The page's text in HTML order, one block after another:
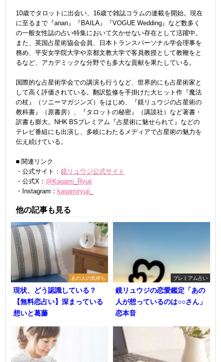
10歳でタロットに出会い、16歳で雑誌コラムの連載を開始。現在
に至るまで『anan』『BAILA』『VOGUE Wedding』など数多く
の一般女性誌の占い特集において欠かせない存在として活躍中。
また、英国占星術協会会員、日本トランスパーソナル学会理事を
務め、平安女学院大学や京都文教大学で客員教授として教鞭をと
るなど、アカデミックな分野でも多大な貢献を果たしている。
国際的な占星術学会での講演も行うなど、世界的にも占星術家と
して高く評価されている。翻訳監修を手掛けた大ヒット作『魔法
の杖』（ソニーマガジンズ）をはじめ、『鏡リュウジの占星術の
教科書』（原書房）、『タロットの秘密』（講談社）など著書・
訳書も膨大。NHK BSプレミアム『占星術に魅せられて』などの
テレビ番組にも出演し、多岐にわたるメディアで占星術の魅力を
伝え続けている。
■ 関連リンク
・公式サイト： 鏡リュウジ公式サイト
・公式X： @Kagami_Ryuji
・Instagram： kagamiryuji_
他の記事も見る
あの人の気持ち
現状、どう認識している？
【無料恋占い】深まっている
想いと葛藤
プレミアム占い
鏡リュウジの恋愛鑑定「あの
人が想っているのは○○さん」
恋本音